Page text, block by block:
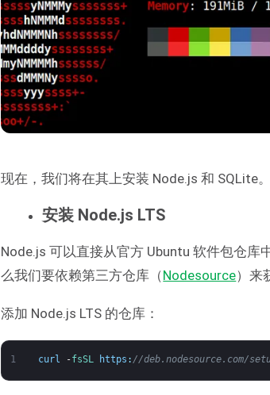
现在，我们将在其上安装 Node.js 和 SQLite。
安装 Node.js LTS
Node.js 可以直接从官方 Ubuntu 软件包仓库
么我们要依赖第三方仓库（Nodesource）来
添加 Node.js LTS 的仓库：
1 curl -fsSL https : //deb.nodesource.com/